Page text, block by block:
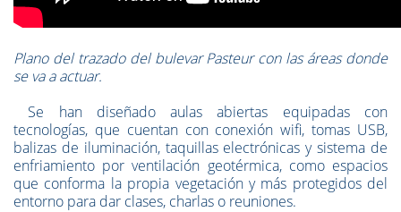
Plano del trazado del bulevar Pasteur con las áreas donde
se va a actuar.
Se han diseñado aulas abiertas equipadas con
tecnologías, que cuentan con conexión wifi, tomas USB,
balizas de iluminación, taquillas electrónicas y sistema de
enfriamiento por ventilación geotérmica, como espacios
que conforma la propia vegetación y más protegidos del
entorno para dar clases, charlas o reuniones.